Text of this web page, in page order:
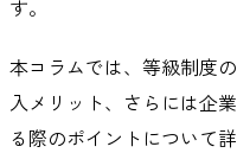
す。
本コラムでは、等級制度
入メリット、さらには企
る際のポイントについて